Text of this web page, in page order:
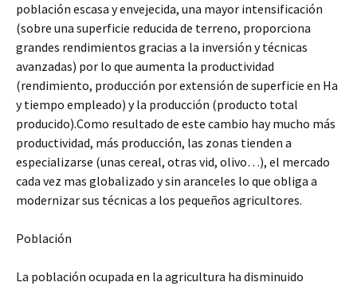
población escasa y envejecida, una mayor intensificación
(sobre una superficie reducida de terreno, proporciona
grandes rendimientos gracias a la inversión y técnicas
avanzadas) por lo que aumenta la productividad
(rendimiento, producción por extensión de superficie en Ha
y tiempo empleado) y la producción (producto total
producido).Como resultado de este cambio hay mucho más
productividad, más producción, las zonas tienden a
especializarse (unas cereal, otras vid, olivo…), el mercado
cada vez mas globalizado y sin aranceles lo que obliga a
modernizar sus técnicas a los pequeños agricultores.
Población
La población ocupada en la agricultura ha disminuido